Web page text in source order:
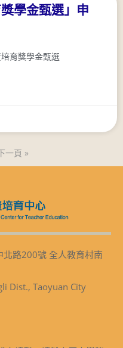
學金甄選」申
育獎學金甄選
一頁 »
路200號 全人教育村南
Dist., Taoyuan City